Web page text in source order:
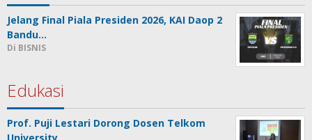
Jelang Final Piala Presiden 2026, KAI Daop 2
Bandu…
Di BISNIS
Edukasi
Prof. Puji Lestari Dorong Dosen Telkom